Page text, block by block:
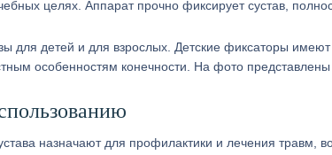
целях. Аппарат прочно фиксирует сустав,
для детей и для взрослых. Детские фиксаторы
особенностям конечности. На фото представлены
назначают для профилактики и лечения травм,